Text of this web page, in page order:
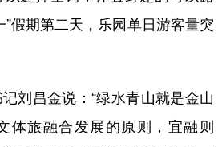
假期第二天，乐园单日游客量突
昌金说：“绿水青山就是金山
体旅融合发展的原则，宜融则